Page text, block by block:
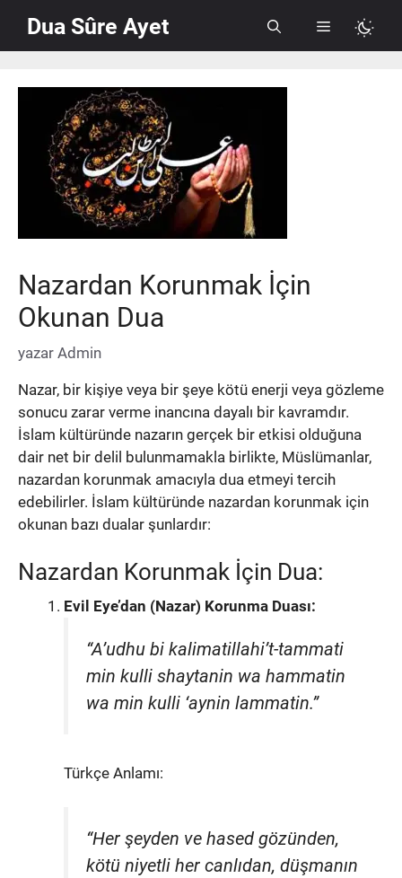
Dua Sûre Ayet Menü
Nazardan Korunmak İçin
Okunan Dua
yazar Admin
Nazar, bir kişiye veya bir şeye kötü enerji veya gözleme
sonucu zarar verme inancına dayalı bir kavramdır.
İslam kültüründe nazarın gerçek bir etkisi olduğuna
dair net bir delil bulunmamakla birlikte, Müslümanlar,
nazardan korunmak amacıyla dua etmeyi tercih
edebilirler. İslam kültüründe nazardan korunmak için
okunan bazı dualar şunlardır:
Nazardan Korunmak İçin Dua:
Evil Eye’dan (Nazar) Korunma Duası:
“A’udhu bi kalimatillahi’t-tammati
min kulli shaytanin wa hammatin
wa min kulli ‘aynin lammatin.”
Türkçe Anlamı:
“Her şeyden ve hased gözünden,
kötü niyetli her canlıdan, düşmanın